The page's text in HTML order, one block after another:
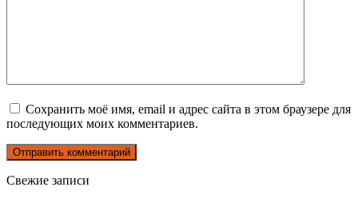
Сохранить моё имя, email и адрес сайта в этом браузере для
последующих моих комментариев.
Свежие записи